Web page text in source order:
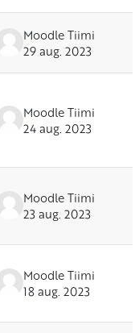
Moodle Tiimi
29 aug. 2023
Moodle Tiimi
24 aug. 2023
Moodle Tiimi
23 aug. 2023
Moodle Tiimi
18 aug. 2023